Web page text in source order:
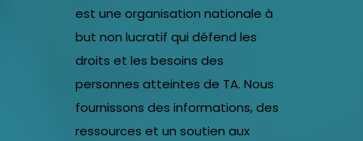
est une organisation nationale à
but non lucratif qui défend les
droits et les besoins des
personnes atteintes de TA. Nous
fournissons des informations, des
ressources et un soutien aux